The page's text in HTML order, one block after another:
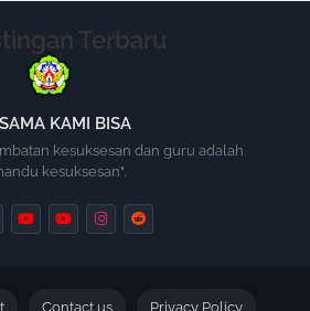
Terbaru
KAMI BISA
kesuksesan dan guru adalah
kesuksesan".
Contact us Privacy Policy